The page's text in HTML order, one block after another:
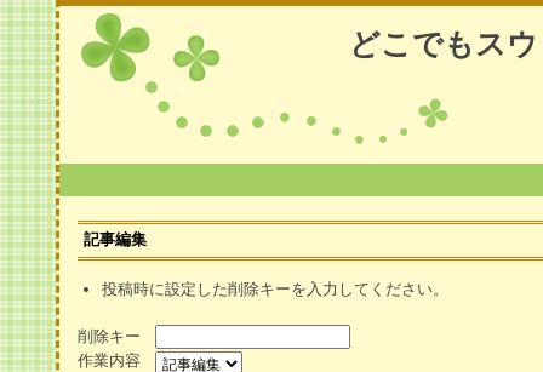
どこでもス
記事編集
投稿時に設定した削除キーを入力してください。
削除キー
作業内容